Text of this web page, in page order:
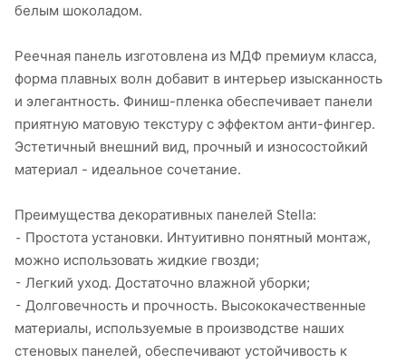
белым шоколадом.
Реечная панель изготовлена из МДФ премиум класса,
форма плавных волн добавит в интерьер изысканность
и элегантность. Финиш-пленка обеспечивает панели
приятную матовую текстуру с эффектом анти-фингер.
Эстетичный внешний вид, прочный и износостойкий
материал - идеальное сочетание.
Преимущества декоративных панелей Stella:
⁃ Простота установки. Интуитивно понятный монтаж,
можно использовать жидкие гвозди;
⁃ Легкий уход. Достаточно влажной уборки;
⁃ Долговечность и прочность. Высококачественные
материалы, используемые в производстве наших
стеновых панелей, обеспечивают устойчивость к